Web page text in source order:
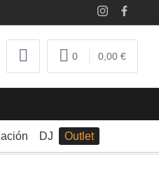
0 0,00 €
DJ Outlet